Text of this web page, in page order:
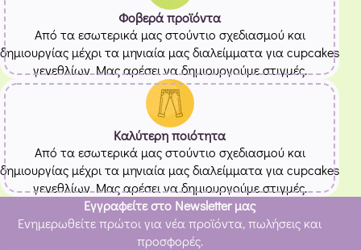
Φοβερά προϊόντα
Από τα εσωτερικά μας στούντιο σχεδιασμού και
δημιουργίας μέχρι τα μηνιαία μας διαλείμματα για cupcakes
γενεθλίων. Μας αρέσει να δημιουργούμε στιγμές.
Καλύτερη ποιότητα
Από τα εσωτερικά μας στούντιο σχεδιασμού και
δημιουργίας μέχρι τα μηνιαία μας διαλείμματα για cupcakes
γενεθλίων. Μας αρέσει να δημιουργούμε στιγμές.
Εγγραφείτε στο Newsletter μας
Ενημερωθείτε πρώτοι για νέα προϊόντα, πωλήσεις και
προσφορές.